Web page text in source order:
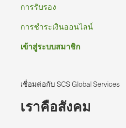
การรับรอง
การชําระเงินออนไลน์
เข้าสู่ระบบสมาชิก
เชื่อมต่อกับ SCS Global Services
เราคือสังคม